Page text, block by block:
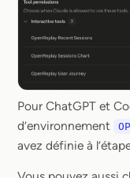
Pour ChatGPT et
d’environnement
avez définie à